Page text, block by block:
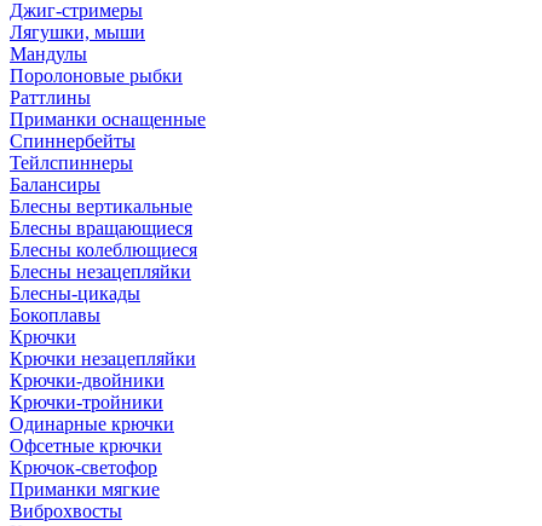
Джиг-стримеры
Лягушки, мыши
Мандулы
Поролоновые рыбки
Раттлины
Приманки оснащенные
Спиннербейты
Тейлспиннеры
Балансиры
Блесны вертикальные
Блесны вращающиеся
Блесны колеблющиеся
Блесны незацепляйки
Блесны-цикады
Бокоплавы
Крючки
Крючки незацепляйки
Крючки-двойники
Крючки-тройники
Одинарные крючки
Офсетные крючки
Крючок-светофор
Приманки мягкие
Виброхвосты